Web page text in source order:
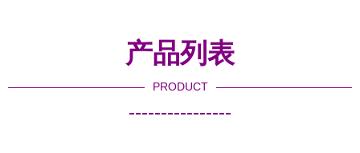
产品列表
PRODUCT
----------------